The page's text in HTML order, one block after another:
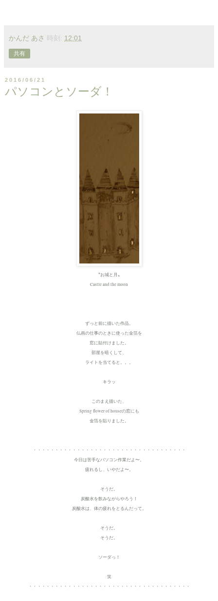
かんだ あさ 時刻: 12:01
共有
2016/06/21
パソコンとソーダ！
〝お城と月〟
Castle and the moon
ずっと前に描いた作品。
仏画の仕事のときに使った金箔を
窓に貼付けました。
部屋を暗くして、
ライトを当てると。。。
キラッ
このまえ描いた、
Spring flower of houseの窓にも
金箔を貼りました。
・・・・・・・・・・・・・・・・・・・・・・・・・・・・・・・・・・・
今日は苦手なバソコン作業だよ〜。
疲れるし、いやだよ〜。
そうだ。
炭酸水を飲みながらやろう！
炭酸水は、体の疲れをとるんだって。
そうだ。
そうだ。
ソーダっ！
笑
・・・・・・・・・・・・・・・・・・・・・・・・・・・・・・・・・・・・・